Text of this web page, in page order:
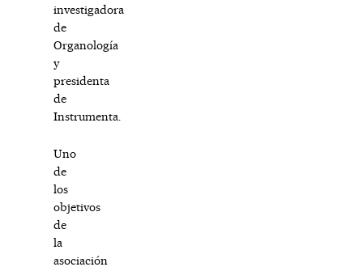
investigadora
de
Organología
y
presidenta
de
Instrumenta.
Uno
de
los
objetivos
de
la
asociación